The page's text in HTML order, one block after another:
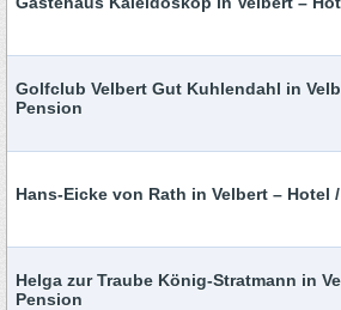
Golfclub Velbert Gut Kuhlendahl in
Pension
Hans-Eicke von Rath in Velbert – Hotel
Helga zur Traube König-Stratmann in
Pension